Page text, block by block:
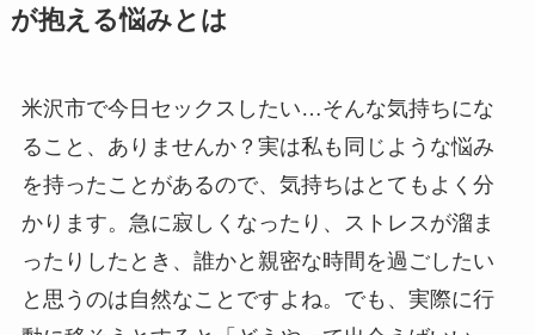
が抱える悩みとは
米沢市で今日セックスしたい…そんな気持ちにな
ること、ありませんか？実は私も同じような悩み
を持ったことがあるので、気持ちはとてもよく分
かります。急に寂しくなったり、ストレスが溜ま
ったりしたとき、誰かと親密な時間を過ごしたい
と思うのは自然なことですよね。でも、実際に行